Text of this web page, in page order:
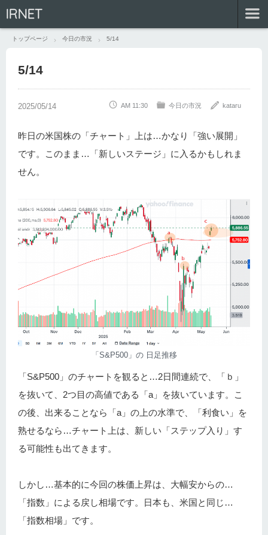
IRNET
トップページ 今日の市況 5/14
5/14
AM 11:30 今日の市況 kataru
昨日の米国株の「チャート」上は…かなり「強い展開」
です。このまま…「新しいステージ」に入るかもしれま
せん。
「S&P500」の 日足推移
「S&P500」のチャートを観ると…2日間連続で、「ｂ」
を抜いて、2つ目の高値である「a」を抜いています。こ
の後、出来ることなら「a」の上の水準で、「利食い」を
熟せるなら…チャート上は、新しい「ステップ入り」す
る可能性も出てきます。
しかし…基本的に今回の株価上昇は、大幅安からの…
「指数」による戻し相場です。日本も、米国と同じ…
「指数相場」です。